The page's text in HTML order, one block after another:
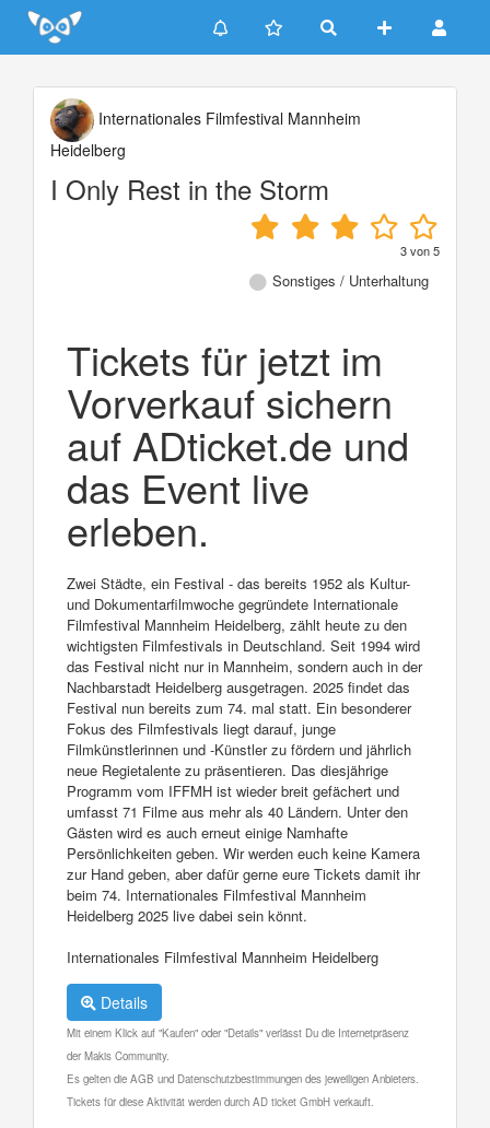
Update cookies preferences
Internationales Filmfestival Mannheim
Heidelberg
I Only Rest in the Storm
3von5
Sonstiges / Unterhaltung
Tickets für jetzt im
Vorverkauf sichern
auf ADticket.de und
das Event live
erleben.
Zwei Städte, ein Festival - das bereits 1952 als Kultur-
und Dokumentarfilmwoche gegründete Internationale
Filmfestival Mannheim Heidelberg, zählt heute zu den
wichtigsten Filmfestivals in Deutschland. Seit 1994 wird
das Festival nicht nur in Mannheim, sondern auch in der
Nachbarstadt Heidelberg ausgetragen. 2025 findet das
Festival nun bereits zum 74. mal statt. Ein besonderer
Fokus des Filmfestivals liegt darauf, junge
Filmkünstlerinnen und -Künstler zu fördern und jährlich
neue Regietalente zu präsentieren. Das diesjährige
Programm vom IFFMH ist wieder breit gefächert und
umfasst 71 Filme aus mehr als 40 Ländern. Unter den
Gästen wird es auch erneut einige Namhafte
Persönlichkeiten geben. Wir werden euch keine Kamera
zur Hand geben, aber dafür gerne eure Tickets damit ihr
beim 74. Internationales Filmfestival Mannheim
Heidelberg 2025 live dabei sein könnt.
Internationales Filmfestival Mannheim Heidelberg
Details
Mit einem Klick auf "Kaufen" oder "Details" verlässt Du die Internetpräsenz
der Makis Community.
Es gelten die AGB und Datenschutzbestimmungen des jeweiligen Anbieters.
Tickets für diese Aktivität werden durch AD ticket GmbH verkauft.